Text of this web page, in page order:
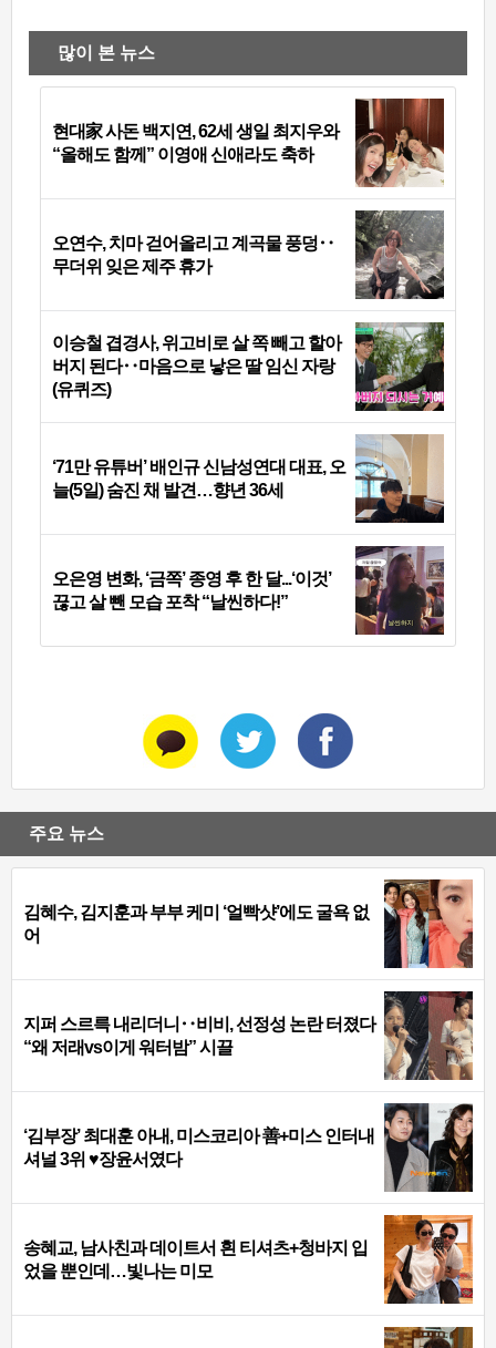
많이 본 뉴스
현대家 사돈 백지연, 62세 생일 최지우와
“올해도 함께” 이영애 신애라도 축하
오연수, 치마 걷어올리고 계곡물 풍덩‥
무더위 잊은 제주 휴가
이승철 겹경사, 위고비로 살 쪽 빼고 할아
버지 된다‥마음으로 낳은 딸 임신 자랑
(유퀴즈)
‘71만 유튜버’ 배인규 신남성연대 대표, 오
늘(5일) 숨진 채 발견…향년 36세
오은영 변화, ‘금쪽’ 종영 후 한 달...‘이것’
끊고 살 뺀 모습 포착 “날씬하다!”
주요 뉴스
김혜수, 김지훈과 부부 케미 ‘얼빡샷’에도 굴욕 없
어
지퍼 스르륵 내리더니‥비비, 선정성 논란 터졌다
“왜 저래vs이게 워터밤” 시끌
‘김부장’ 최대훈 아내, 미스코리아 善+미스 인터내
셔널 3위 ♥장윤서였다
송혜교, 남사친과 데이트서 흰 티셔츠+청바지 입
었을 뿐인데…빛나는 미모